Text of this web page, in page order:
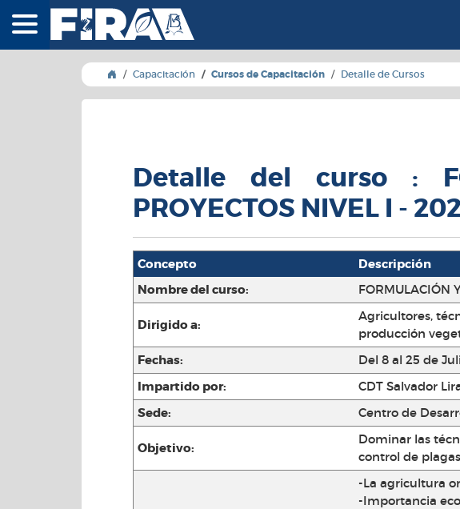
FIRA - Fideicomisos
Capacitación Cursos de Capacitación Detalle de Cursos
Detalle del curso :
PROYECTOS NIVEL I -
Concepto
Descripción
Nombre del curso:
FORMULACIÓN
Dirigido a:
Agricultores,
producción
Fechas: Del 8 al 25 de
Impartido por: CDT Salvador
Sede: Centro de
Objetivo:
Dominar las
control de
-La agricultura
-Importancia